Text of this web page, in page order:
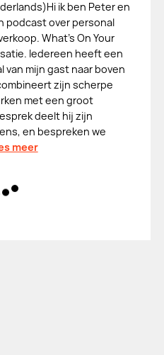
ik ben Peter en
podcast over personal
What's On Your
Iedereen heeft een
van mijn gast naar boven
zijn scherpe
met een groot
deelt hij zijn
en bespreken we
meer